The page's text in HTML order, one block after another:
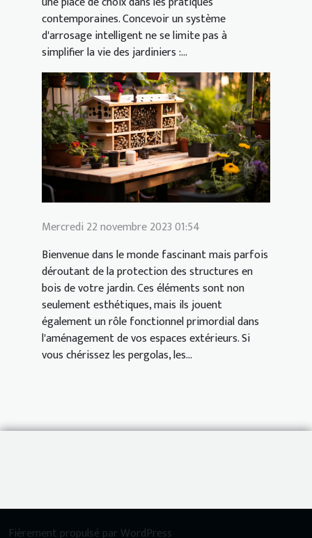
contemporaines. Concevoir un système
d'arrosage intelligent ne se limite pas à
simplifier la vie des jardiniers :...
Mercredi 22 novembre 2023 01:54
Bienvenue dans le monde fascinant mais parfois
déroutant de la protection des structures en
bois de votre jardin. Ces éléments sont non
seulement esthétiques, mais ils jouent
également un rôle fonctionnel primordial dans
l'aménagement de vos espaces extérieurs. Si
vous chérissez les pergolas, les...
Fièrement propulsé par WordPress